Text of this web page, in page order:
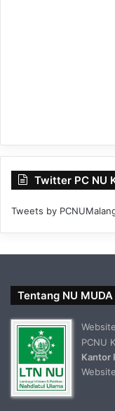
Twitter PC NU
Tweets by
Tentang NU MUDA
Website
PCNU
Kantor